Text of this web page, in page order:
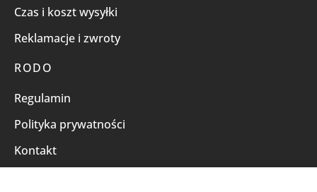
Czas i koszt wysyłki
Reklamacje i zwroty
RODO
Regulamin
Polityka prywatności
Kontakt